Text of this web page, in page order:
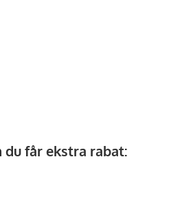
du får ekstra rabat: